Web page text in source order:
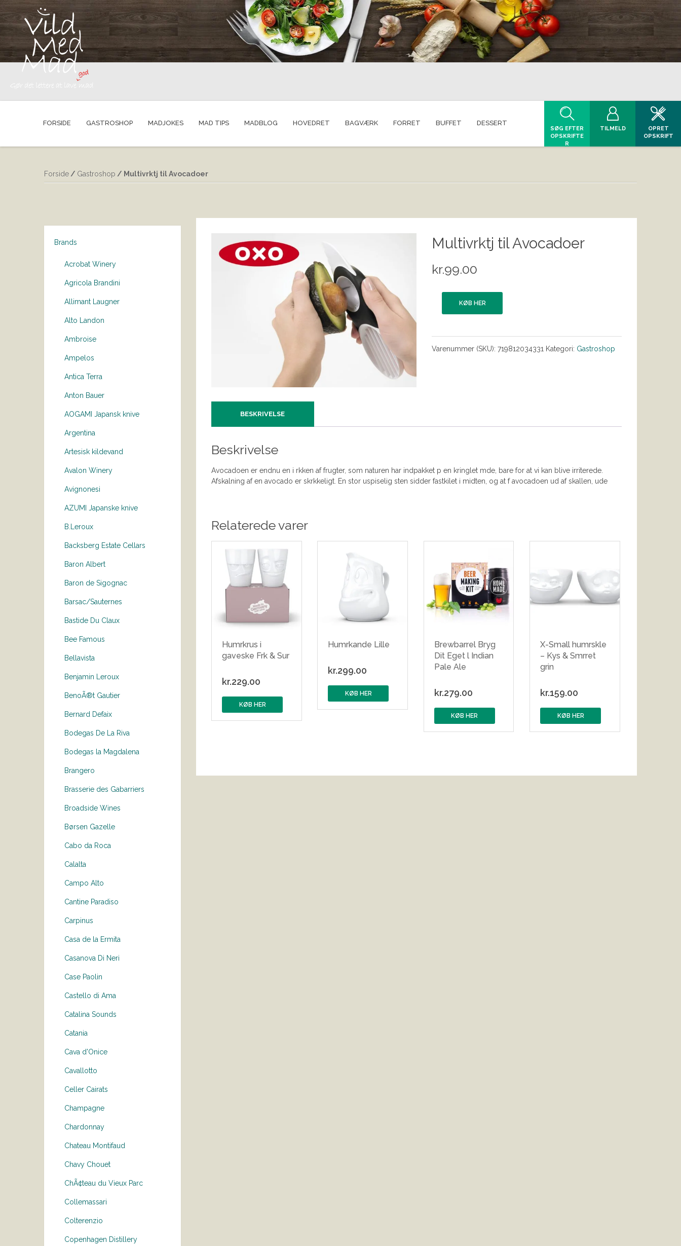
FORSIDE GASTROSHOP MADJOKES MAD TIPS MADBLOG HOVEDRET BAGVÆRK FORRET BUFFET DESSERT
SØG EFTER
OPSKRIFTE
R
TILMELD
OPRET
OPSKRIFT
Forside / Gastroshop / Multivrktj til Avocadoer
Brands
Acrobat Winery
Agricola Brandini
Allimant Laugner
Alto Landon
Ambroise
Ampelos
Antica Terra
Anton Bauer
AOGAMI Japansk knive
Argentina
Artesisk kildevand
Avalon Winery
Avignonesi
AZUMI Japanske knive
B.Leroux
Backsberg Estate Cellars
Baron Albert
Baron de Sigognac
Barsac/Sauternes
Bastide Du Claux
Bee Famous
Bellavista
Benjamin Leroux
BenoÃ®t Gautier
Bernard Defaix
Bodegas De La Riva
Bodegas la Magdalena
Brangero
Brasserie des Gabarriers
Broadside Wines
Børsen Gazelle
Cabo da Roca
Calalta
Campo Alto
Cantine Paradiso
Carpinus
Casa de la Ermita
Casanova Di Neri
Case Paolin
Castello di Ama
Catalina Sounds
Catania
Cava d'Onice
Cavallotto
Celler Cairats
Champagne
Chardonnay
Chateau Montifaud
Chavy Chouet
ChÃ¢teau du Vieux Parc
Collemassari
Colterenzio
Copenhagen Distillery
Multivrktj til Avocadoer
kr.99.00
KØB HER
Varenummer (SKU): 719812034331 Kategori: Gastroshop
BESKRIVELSE
Beskrivelse
Avocadoen er endnu en i rkken af frugter, som naturen har indpakket p en kringlet mde, bare for at vi kan blive irriterede.
Afskalning af en avocado er skrkkeligt. En stor uspiselig sten sidder fastkilet i midten, og at f avocadoen ud af skallen, ude
Relaterede varer
Humrkrus i
gaveske Frk & Sur
kr.229.00
KØB HER
Humrkande Lille
kr.299.00
KØB HER
Brewbarrel Bryg
Dit Eget l Indian
Pale Ale
kr.279.00
KØB HER
X-Small humrskle
– Kys & Smrret
grin
kr.159.00
KØB HER